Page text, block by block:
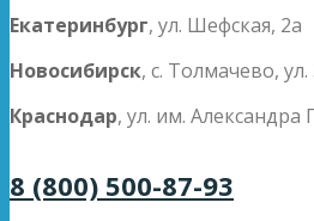
Екатеринбург, ул. Шефская, 2а
Новосибирск, с. Толмачево,
Краснодар, ул. им.
8 (800) 500-87-93